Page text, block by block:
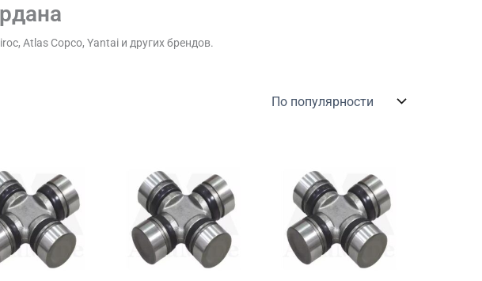
Atlas Copco, Yantai и других брендов.